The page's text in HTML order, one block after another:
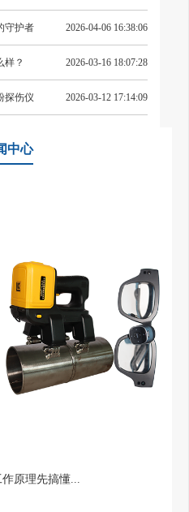
2026-04-06 16:38:06
守护者
2026-03-16 18:07:28
样？
2026-03-12 17:14:09
探伤仪
中心
原理先搞懂...